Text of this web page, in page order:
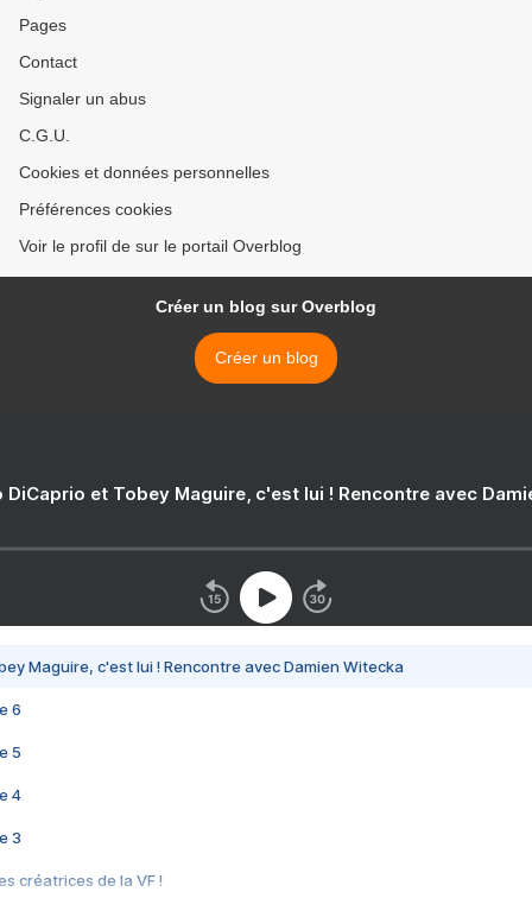
Pages
Contact
Signaler un abus
C.G.U.
Cookies et données personnelles
Préférences cookies
Voir le profil de sur le portail Overblog
Créer un blog sur Overblog
Créer un blog
DiCaprio et Tobey Maguire, c'est lui ! Rencontre avec
Maguire, c'est lui ! Rencontre avec Damien Witecka
6
5
4
3
créatrices de la VF !